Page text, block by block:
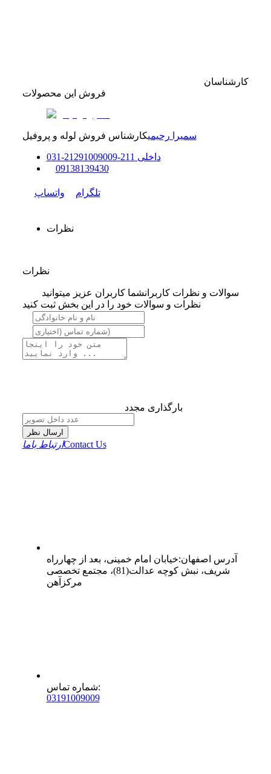
کارشناسان
فروش این محصولات
سمیرا رحیمیکارشناس فروش لوله و پروفیل
داخلی 211-212
91009009
-
031
09138139430
تلگرام واتساپ
نظرات
نظرات
سوالات و نظرات کاربرانشما کاربران عزیز میتوانید
نظرات و سوالات خود را در این بخش ثبت کنید
بارگذاری مجدد
ارسال نظر
ارتباط باماContact Us
آدرس اصفهان:خیابان امام خمینی، بعد از چهارراه
شریف، نبش کوچه عدالت(81)، مجتمع تخصصی
مرکزآهن
شماره تماس:
03191009009